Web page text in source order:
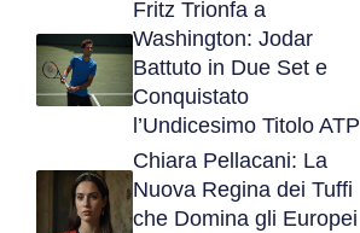
Fritz Trionfa a
Washington: Jodar
Battuto in Due Set e
Conquistato
l’Undicesimo Titolo ATP
Chiara Pellacani: La
Nuova Regina dei Tuffi
che Domina gli Europei